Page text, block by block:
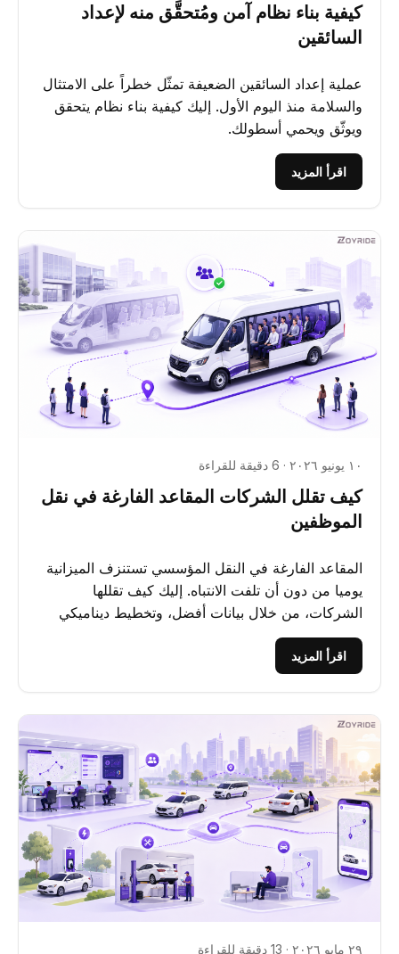
كيفية بناء نظام آمن ومُتحقَّق منه لإعداد
السائقين
عملية إعداد السائقين الضعيفة تمثّل خطراً على الامتثال
والسلامة منذ اليوم الأول. إليك كيفية بناء نظام يتحقق
ويوثّق ويحمي أسطولك.
اقرأ المزيد
١٠ يونيو ٢٠٢٦ · 6 دقيقة للقراءة
كيف تقلل الشركات المقاعد الفارغة في نقل
الموظفين
المقاعد الفارغة في النقل المؤسسي تستنزف الميزانية
يوميا من دون أن تلفت الانتباه. إليك كيف تقللها
الشركات، من خلال بيانات أفضل، وتخطيط ديناميكي
للمسارات،...
اقرأ المزيد
٢٩ مايو ٢٠٢٦ · 13 دقيقة للقراءة